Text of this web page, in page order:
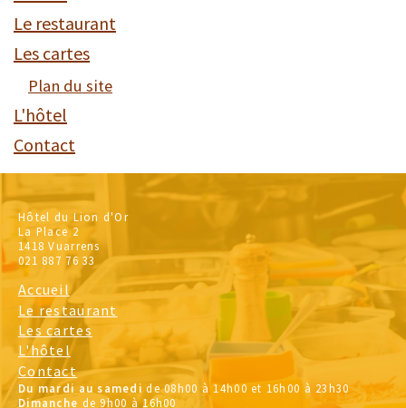
Le restaurant
Les cartes
Plan du site
L'hôtel
Contact
Hôtel du Lion d'Or
La Place 2
1418 Vuarrens
021 887 76 33
Accueil
Le restaurant
Les cartes
L'hôtel
Contact
Du mardi au samedi de 08h00 à 14h00 et 16h00 à 23h30
Dimanche de 9h00 à 16h00